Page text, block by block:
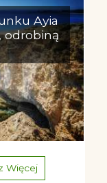
Ayia
odrobiną
Więcej